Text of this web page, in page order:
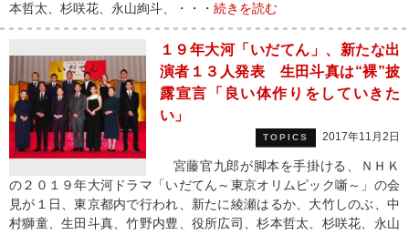
本哲太、杉咲花、永山絢斗、・・・ 続きを読む
１９年大河「いだてん」、新たな出
演者１３人発表 生田斗真は“裸”披
露宣言「良い体作りをしていきた
い」
TOPICS 2017年11月2日
宮藤官九郎が脚本を手掛ける、ＮＨＫ
の２０１９年大河ドラマ「いだてん～東京オリムピック噺～」の会
見が１日、東京都内で行われ、新たに綾瀬はるか、大竹しのぶ、中
村獅童、生田斗真、竹野内豊、役所広司、杉本哲太、杉咲花、永山